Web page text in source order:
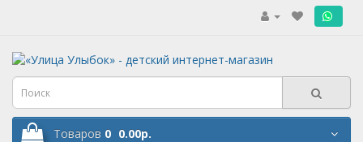
Товаров 0 0.00р.